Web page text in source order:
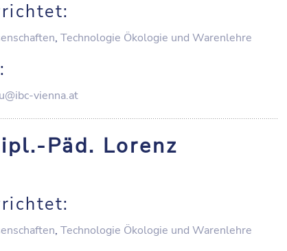
, Technologie Ökologie und Warenlehre
vienna.at
Päd. Lorenz
, Technologie Ökologie und Warenlehre